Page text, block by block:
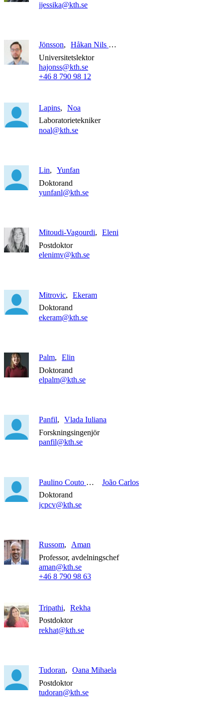
jjessika@kth.se
Jönsson
Håkan Nils Martin
Universitetslektor
hajonss@kth.se
+46 8 790 98 12
Lapins
Noa
Laboratorietekniker
noal@kth.se
Lin
Yunfan
Doktorand
yunfanl@kth.se
Mitoudi-Vagourdi
Eleni
Postdoktor
elenimv@kth.se
Mitrovic
Ekeram
Doktorand
ekeram@kth.se
Palm
Elin
Doktorand
elpalm@kth.se
Panfil
Vlada Iuliana
Forskningsingenjör
panfil@kth.se
Paulino Couto Varela
João Carlos
Doktorand
jcpcv@kth.se
Russom
Aman
Professor, avdelningschef
aman@kth.se
+46 8 790 98 63
Tripathi
Rekha
Postdoktor
rekhat@kth.se
Tudoran
Oana Mihaela
Postdoktor
tudoran@kth.se